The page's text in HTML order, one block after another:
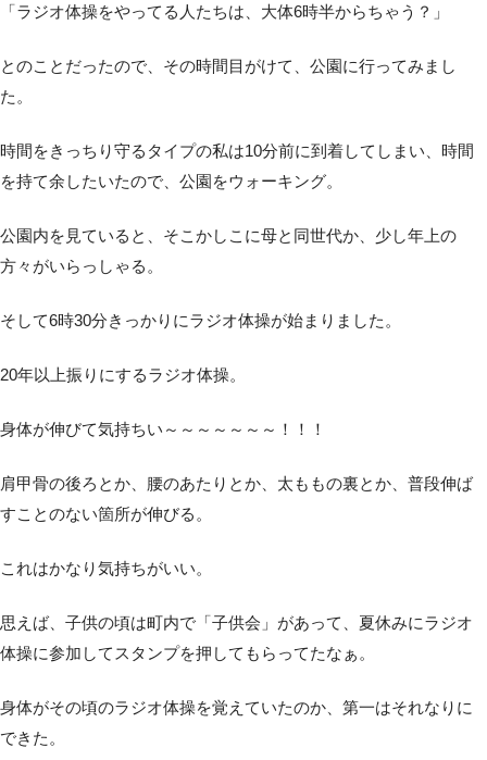
「ラジオ体操をやってる人たちは、大体6時半からちゃう？」
とのことだったので、その時間目がけて、公園に行ってみまし
た。
時間をきっちり守るタイプの私は10分前に到着してしまい、時間
を持て余したいたので、公園をウォーキング。
公園内を見ていると、そこかしこに母と同世代か、少し年上の
方々がいらっしゃる。
そして6時30分きっかりにラジオ体操が始まりました。
20年以上振りにするラジオ体操。
身体が伸びて気持ちい～～～～～～～！！！
肩甲骨の後ろとか、腰のあたりとか、太ももの裏とか、普段伸ば
すことのない箇所が伸びる。
これはかなり気持ちがいい。
思えば、子供の頃は町内で「子供会」があって、夏休みにラジオ
体操に参加してスタンプを押してもらってたなぁ。
身体がその頃のラジオ体操を覚えていたのか、第一はそれなりに
できた。